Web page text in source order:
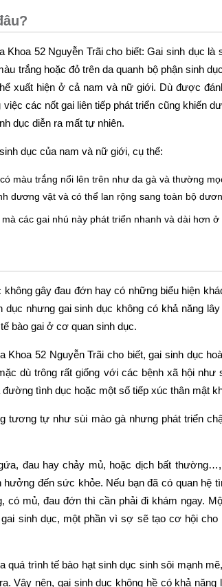
52 Nguyễn Trãi cho biết: Gai sinh dục là
trắng hoặc đỏ trên da quanh bộ phận sinh
xuất hiện ở cả nam và nữ giới. Dù được
các nốt gai liên tiếp phát triển cũng khiến
dục diễn ra mất tự nhiên.
dục của nam và nữ giới, cụ thể:
màu trắng nổi lên trên như da gà và thường
dương vật và có thể lan rộng sang toàn bộ
các gai nhú này phát triển nhanh và dài hơn
gây đau đớn hay có những biểu hiện
nhưng gai sinh dục không có khả năng
bào gai ở cơ quan sinh dục.
52 Nguyễn Trãi cho biết, gai sinh dục
dù trông rất giống với các bệnh xã hội như
tình dục hoặc một số tiếp xúc thân mật
tương tự như sùi mào gà nhưng phát triển
đau hay chảy mủ, hoặc dịch bất
đến sức khỏe. Nếu bạn đã có quan hệ
có mủ, đau đớn thì cần phải đi khám ngay.
sinh dục, một phần vì sợ sẽ tạo cơ hội cho
quá trình tế bào hạt sinh dục sinh sôi mạnh
Vậy nên, gai sinh dục không hề có khả